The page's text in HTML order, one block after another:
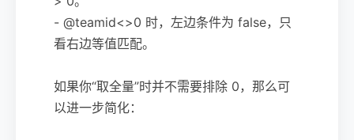
- @teamid<>0 时，左边条件为 false，只
看右边等值匹配。
如果你“取全量”时并不需要排除 0，那么可
以进一步简化：